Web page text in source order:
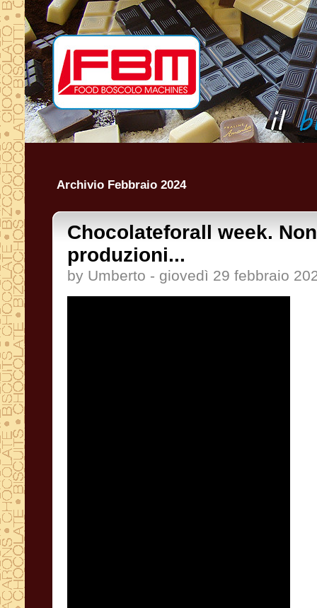
Archivio Febbraio 2024
Chocolateforall week.
produzioni...
by Umberto - giovedì 29 febbraio